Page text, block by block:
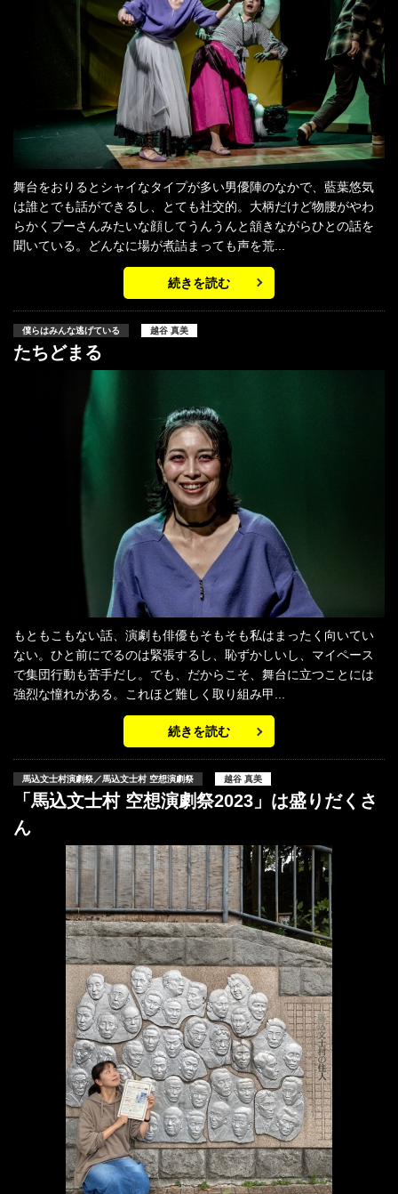
舞台をおりるとシャイなタイプが多い男優陣のなかで、藍葉悠気
は誰とでも話ができるし、とても社交的。大柄だけど物腰がやわ
らかくプーさんみたいな顔してうんうんと頷きながらひとの話を
聞いている。どんなに場が煮詰まっても声を荒...
続きを読む
僕らはみんな逃げている 越谷 真美
たちどまる
もともこもない話、演劇も俳優もそもそも私はまったく向いてい
ない。ひと前にでるのは緊張するし、恥ずかしいし、マイペース
で集団行動も苦手だし。でも、だからこそ、舞台に立つことには
強烈な憧れがある。これほど難しく取り組み甲...
続きを読む
馬込文士村演劇祭／馬込文士村 空想演劇祭 越谷 真美
「馬込文士村 空想演劇祭2023」は盛りだくさ
ん